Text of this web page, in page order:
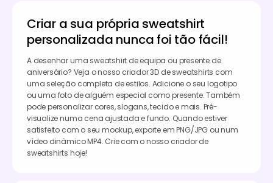
Criar a sua própria sweatshirt
personalizada nunca foi tão fácil!
A desenhar uma sweatshirt de equipa ou presente de
aniversário? Veja o nosso criador 3D de sweatshirts com
uma seleção completa de estilos. Adicione o seu logotipo
ou uma foto de alguém especial como presente. Também
pode personalizar cores, slogans, tecido e mais. Pré-
visualize numa cena ajustada e fundo. Quando estiver
satisfeito com o seu mockup, exporte em PNG/JPG ou num
vídeo dinâmico MP4. Crie com o nosso criador de
sweatshirts hoje!